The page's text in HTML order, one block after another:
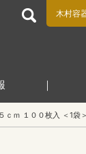
容器株式会社
木村容
ｃｍ １００枚入 ＜1袋＞